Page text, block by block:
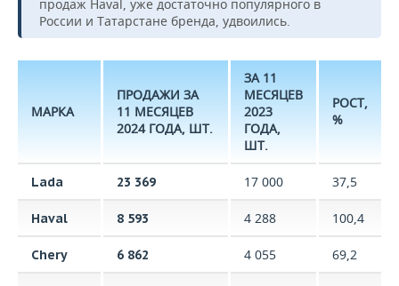
продаж Haval, уже достаточно популярного в
России и Татарстане бренда, удвоились.
МАРКА
ПРОДАЖИ ЗА
11 МЕСЯЦЕВ
2024 ГОДА, ШТ.
ЗА 11
МЕСЯЦЕВ
2023
ГОДА,
ШТ.
РОСТ,
%
Lada 23 369 17 000 37,5
Haval 8 593 4 288 100,4
Chery 6 862 4 055 69,2